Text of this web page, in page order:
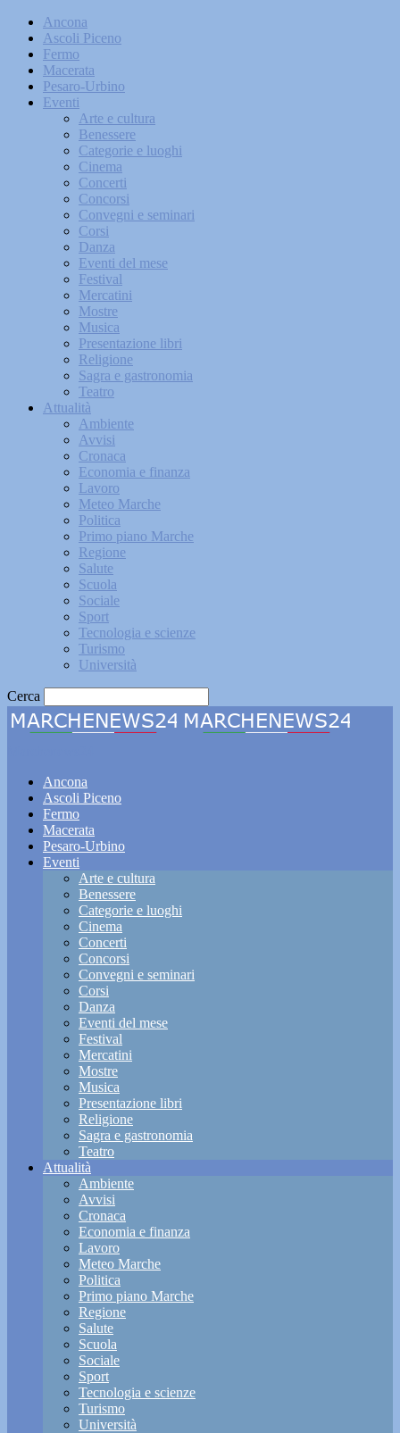
Ancona
Ascoli Piceno
Fermo
Macerata
Pesaro-Urbino
Eventi
Arte e cultura
Benessere
Categorie e luoghi
Cinema
Concerti
Concorsi
Convegni e seminari
Corsi
Danza
Eventi del mese
Festival
Mercatini
Mostre
Musica
Presentazione libri
Religione
Sagra e gastronomia
Teatro
Attualità
Ambiente
Avvisi
Cronaca
Economia e finanza
Lavoro
Meteo Marche
Politica
Primo piano Marche
Regione
Salute
Scuola
Sociale
Sport
Tecnologia e scienze
Turismo
Università
Cerca
Ancona
Ascoli Piceno
Fermo
Macerata
Pesaro-Urbino
Eventi
Arte e cultura
Benessere
Categorie e luoghi
Cinema
Concerti
Concorsi
Convegni e seminari
Corsi
Danza
Eventi del mese
Festival
Mercatini
Mostre
Musica
Presentazione libri
Religione
Sagra e gastronomia
Teatro
Attualità
Ambiente
Avvisi
Cronaca
Economia e finanza
Lavoro
Meteo Marche
Politica
Primo piano Marche
Regione
Salute
Scuola
Sociale
Sport
Tecnologia e scienze
Turismo
Università